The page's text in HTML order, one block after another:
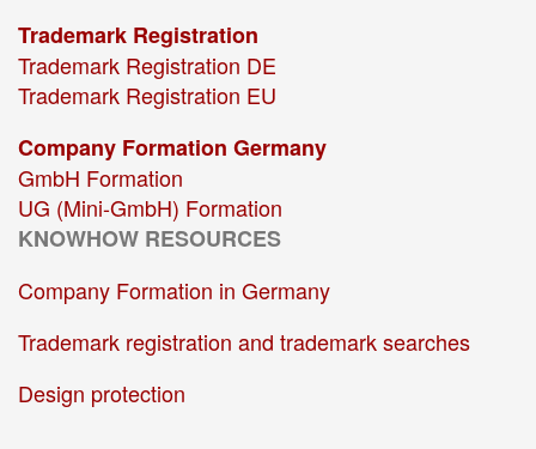
Trademark Registration
Trademark Registration DE
Trademark Registration EU
Company Formation Germany
GmbH Formation
UG (Mini-GmbH) Formation
KNOWHOW RESOURCES
Company Formation in Germany
Trademark registration and trademark searches
Design protection